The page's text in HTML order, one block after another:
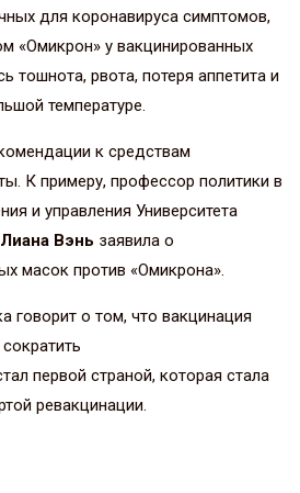
для коронавируса симптомов,
«Омикрон» у вакцинированных
тошнота, рвота, потеря аппетита и
температуре.
к средствам
К примеру, профессор политики в
и управления Университета
Лиана Вэнь заявила о
масок против «Омикрона».
говорит о том, что вакцинация
первой страной, которая стала
ревакцинации.